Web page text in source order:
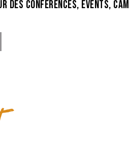
conférences, events,